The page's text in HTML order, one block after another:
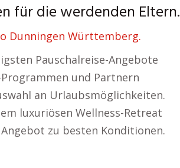
für die werdenden Eltern.
Dunningen Württemberg.
Pauschalreise-Angebote
und Partnern
an Urlaubsmöglichkeiten.
luxuriösen Wellness-Retreat
zu besten Konditionen.